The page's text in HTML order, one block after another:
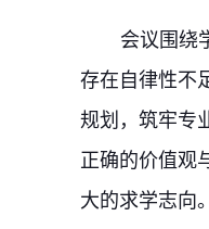
会议围绕
存在自律性不
规划，筑牢专
正确的价值观
大的求学志向